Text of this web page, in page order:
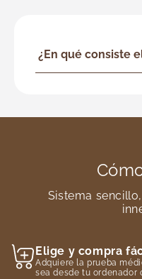
¿En qué consiste
Sistema
Elige y compra
Adquiere la prueba
sea desde tu ordenador